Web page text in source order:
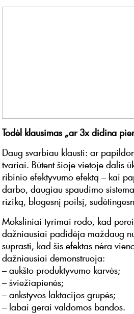
Todėl klausimas „ar 3x didina
Daug svarbiau klausti: ar
tvariai. Būtent šioje vietoje dalis
ribinio efektyvumo efektą – kai
darbo, daugiau spaudimo
riziką, blogesnį poilsį,
Moksliniai tyrimai rodo, kad
dažniausiai padidėja maždaug
suprasti, kad šis efektas nėra
dažniausiai demonstruoja:
– aukšto produktyvumo karvės;
– šviežiapienės;
– ankstyvos laktacijos grupės;
– labai gerai valdomos bandos.